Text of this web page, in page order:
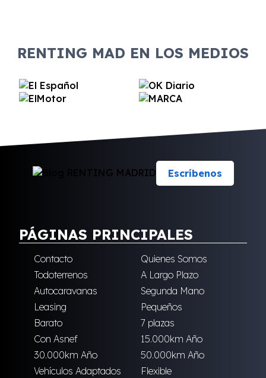
RENTING MAD EN LOS MEDIOS
Escríbenos
PÁGINAS PRINCIPALES
Contacto
Quienes Somos
Todoterrenos
A Largo Plazo
Autocaravanas
Segunda Mano
Leasing
Pequeños
Barato
7 plazas
Con Asnef
15.000km Año
30.000km Año
50.000km Año
Vehículos Adaptados
Flexible